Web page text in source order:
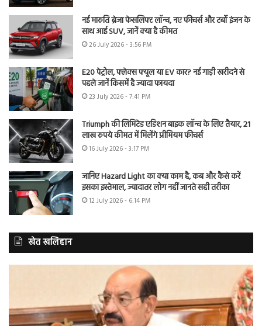
नई मारुति ब्रेजा फेसलिफ्ट लॉन्च, नए फीचर्स और टर्बो इंजन के
साथ आई SUV, जानें क्या है कीमत
26 July 2026 - 3:56 PM
E20 पेट्रोल, फ्लेक्स फ्यूल या EV कार? नई गाड़ी खरीदने से
पहले जानें किसमें है ज्यादा फायदा
23 July 2026 - 7:41 PM
Triumph की लिमिटेड एडिशन बाइक लॉन्च के लिए तैयार, 21
लाख रुपये कीमत में मिलेंगे प्रीमियम फीचर्स
16 July 2026 - 3:17 PM
जानिए Hazard Light का क्या काम है, कब और कैसे करें
इसका इस्तेमाल, ज्यादातर लोग नहीं जानते सही तरीका
12 July 2026 - 6:14 PM
खेत खलिहान